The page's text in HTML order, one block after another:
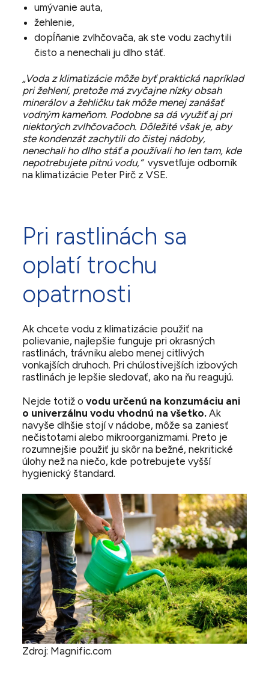
umývanie auta,
žehlenie,
dopĺňanie zvlhčovača, ak ste vodu zachytili
čisto a nenechali ju dlho stáť.
„Voda z klimatizácie môže byť praktická napríklad
pri žehlení, pretože má zvyčajne nízky obsah
minerálov a žehličku tak môže menej zanášať
vodným kameňom. Podobne sa dá využiť aj pri
niektorých zvlhčovačoch. Dôležité však je, aby
ste kondenzát zachytili do čistej nádoby,
nenechali ho dlho stáť a používali ho len tam, kde
nepotrebujete pitnú vodu,“vysvetľuje odborník
na klimatizácie Peter Pirč z VSE.
Pri rastlinách sa
oplatí trochu
opatrnosti
Ak chcete vodu z klimatizácie použiť na
polievanie, najlepšie funguje pri okrasných
rastlinách, trávniku alebo menej citlivých
vonkajších druhoch. Pri chúlostivejších izbových
rastlinách je lepšie sledovať, ako na ňu reagujú.
Nejde totiž ovodu určenú na konzumáciu ani
o univerzálnu vodu vhodnú na všetko.Ak
navyše dlhšie stojí v nádobe, môže sa zaniesť
nečistotami alebo mikroorganizmami. Preto je
rozumnejšie použiť ju skôr na bežné, nekritické
úlohy než na niečo, kde potrebujete vyšší
hygienický štandard.
Zdroj: Magnific.com